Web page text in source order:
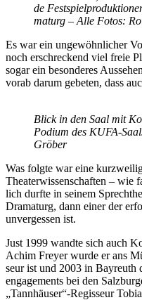
de
ma­turg – Alle Fo­tos:
Es war ein un­ge­wöhn­li­cher
noch er­schre­ckend viel freie
so­gar ein be­son­de­res
vor­ab dar­um ge­be­ten, dass
Blick in den Saal mit
Po­di­um des KUFA-
Gröber
Was folg­te war eine
Thea­ter­wis­sen­schaf­ten – wie
lich durf­te in sei­nem
Dra­ma­turg, dann ei­ner der
un­ver­ges­sen ist.
Just 1999 wand­te sich auch
Achim Frey­er wur­de er ans
seur ist und 2003 in Bay­reuth
en­ga­ge­ments bei den
„Tannhäuser“-Regisseur